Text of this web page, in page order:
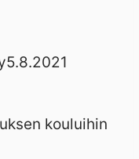
5.8.2021
kouluihin